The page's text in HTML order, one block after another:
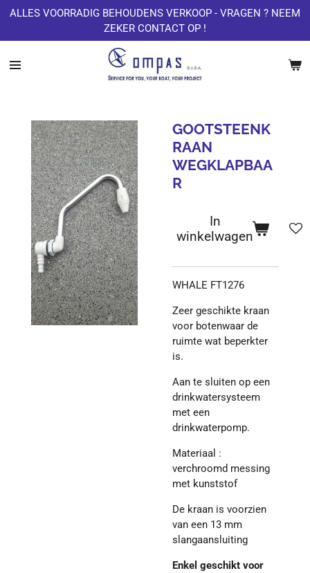
Ga
naar
de
ALLES VOORRADIG BEHOUDENS VERKOOP - VRAGEN ? NEEM
ZEKER CONTACT OP !
GOOTSTEENK
RAAN
WEGKLAPBAA
R
In
winkelwagen
WHALE FT1276
Zeer geschikte kraan
voor botenwaar de
ruimte wat beperkter
is.
Aan te sluiten op een
drinkwatersysteem
met een
drinkwaterpomp.
Materiaal :
verchroomd messing
met kunststof
De kraan is voorzien
van een 13 mm
slangaansluiting
Enkel geschikt voor